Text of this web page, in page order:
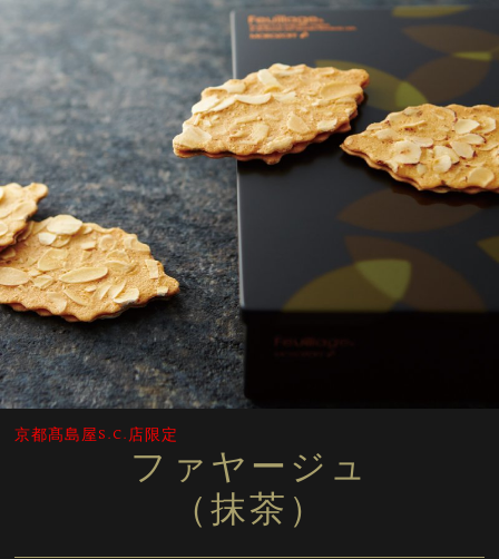
京都髙島屋S.C.店限定
ファヤージュ
（抹茶）